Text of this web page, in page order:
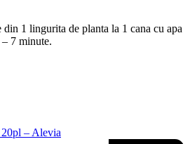
1 lingurita de planta la 1 cana cu apa
7 minute.